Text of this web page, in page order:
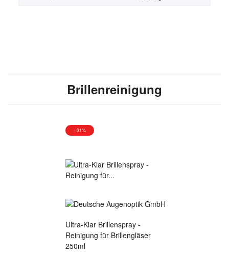
Brillenreinigung
- 31%
Ultra-Klar Brillenspray -
Reinigung für Brillengläser
250ml